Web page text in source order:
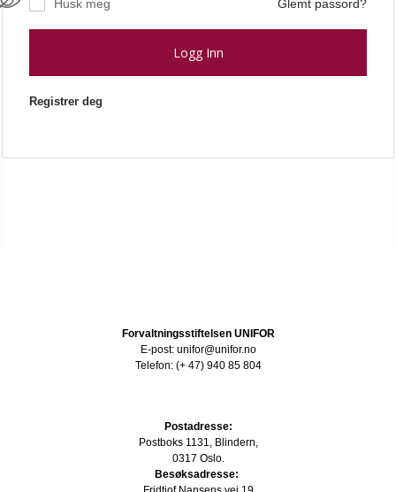
Husk meg Glemt passord?
Logg Inn
Registrer deg
Forvaltningsstiftelsen UNIFOR
E-post: unifor@unifor.no
Telefon: (+ 47) 940 85 804
Postadresse:
Postboks 1131, Blindern,
0317 Oslo.
Besøksadresse: